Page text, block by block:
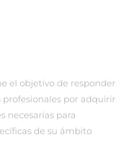
el objetivo de responder
por adquirir
necesarias para
de su ámbito